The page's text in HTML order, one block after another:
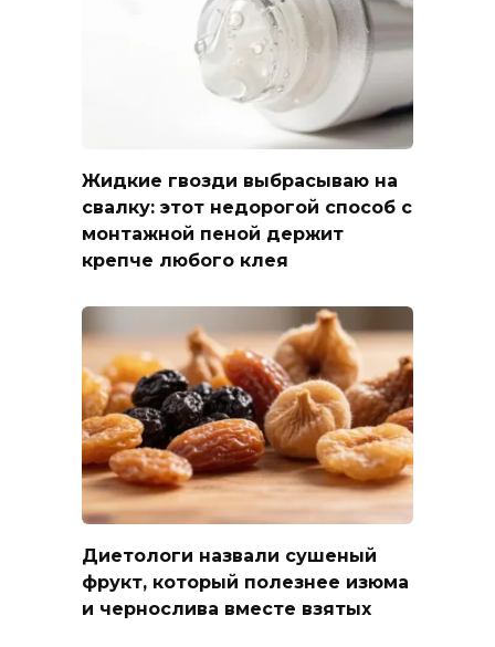
Жидкие гвозди выбрасываю на
свалку: этот недорогой способ с
монтажной пеной держит
крепче любого клея
Диетологи назвали сушеный
фрукт, который полезнее изюма
и чернослива вместе взятых